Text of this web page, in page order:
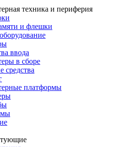
техника и периферия
и флешки
ввода
в сборе
средства
платформы